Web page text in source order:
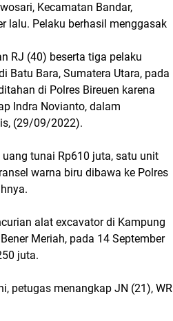
Kecamatan Bandar,
lalu. Pelaku berhasil menggasak
RJ (40) beserta tiga pelaku
Batu Bara, Sumatera Utara, pada
di Polres Bireuen karena
Indra Novianto, dalam
(29/09/2022).
tunai Rp610 juta, satu unit
warna biru dibawa ke Polres
alat excavator di Kampung
Meriah, pada 14 September
juta.
petugas menangkap JN (21), WR